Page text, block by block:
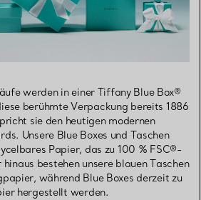
werden in einer Tiffany Blue Box®
berühmte Verpackung bereits 1886
sie den heutigen modernen
Unsere Blue Boxes und Taschen
Papier, das zu 100 % FSC®-
bestehen unsere blauen Taschen
während Blue Boxes derzeit zu
hergestellt werden.